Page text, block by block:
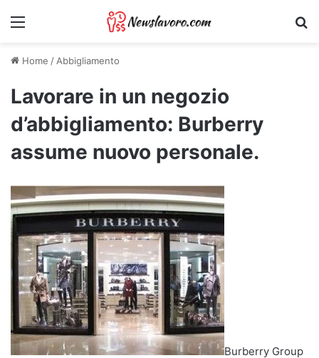
Menu
Home /Abbigliamento
Lavorare in un negozio
d’abbigliamento: Burberry
assume nuovo personale.
Burberry Group